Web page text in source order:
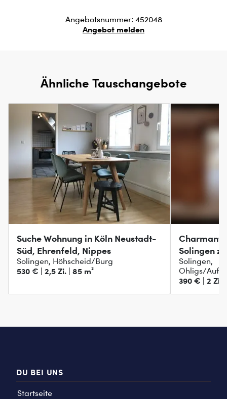
Angebotsnummer: 452048
Angebot melden
Ähnliche Tauschangebote
Suche Wohnung in Köln Neustadt-
Süd, Ehrenfeld, Nippes
Solingen, Höhscheid/Burg
530 € | 2,5 Zi. | 85 m²
Solingen
Solingen,
Ohligs/
390 € | 2 Zi. |
DU BEI UNS
Startseite